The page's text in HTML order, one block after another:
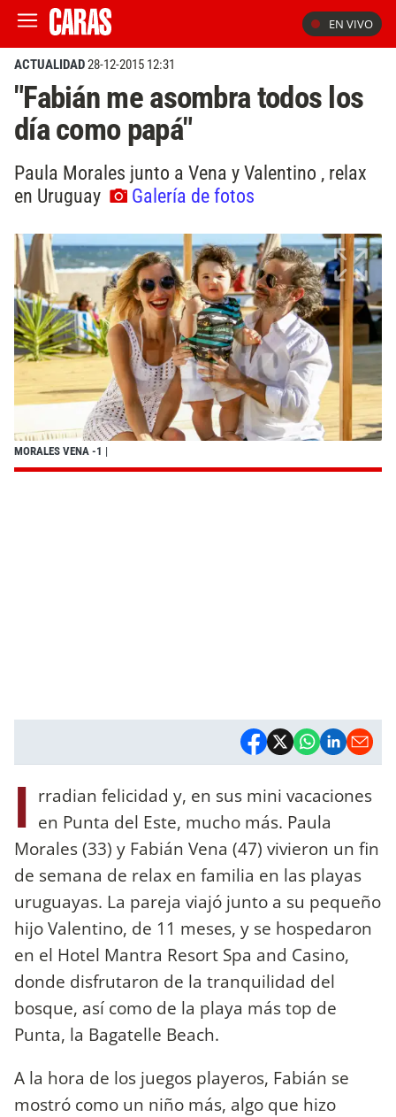
EN VIVO
ACTUALIDAD28-12-2015 12:31
"Fabián me asombra todos los
día como papá"
Paula Morales junto a Vena y Valentino , relax
en Uruguay
Galería de fotos
MORALES VENA -1 |
I rradian felicidad y, en sus mini vacaciones
en Punta del Este, mucho más. Paula
Morales (33) y Fabián Vena (47) vivieron un fin
de semana de relax en familia en las playas
uruguayas. La pareja viajó junto a su pequeño
hijo Valentino, de 11 meses, y se hospedaron
en el Hotel Mantra Resort Spa and Casino,
donde disfrutaron de la tranquilidad del
bosque, así como de la playa más top de
Punta, la Bagatelle Beach.
A la hora de los juegos playeros, Fabián se
mostró como un niño más, algo que hizo